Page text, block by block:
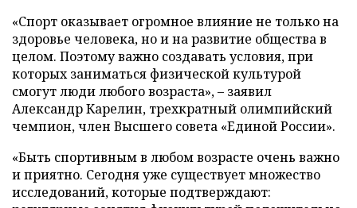
«Спорт оказывает огромное влияние не только на
здоровье человека, но и на развитие общества в
целом. Поэтому важно создавать условия, при
которых заниматься физической культурой
смогут люди любого возраста», – заявил
Александр Карелин, трехкратный олимпийский
чемпион, член Высшего совета «Единой России».
«Быть спортивным в любом возрасте очень важно
и приятно. Сегодня уже существует множество
исследований, которые подтверждают: